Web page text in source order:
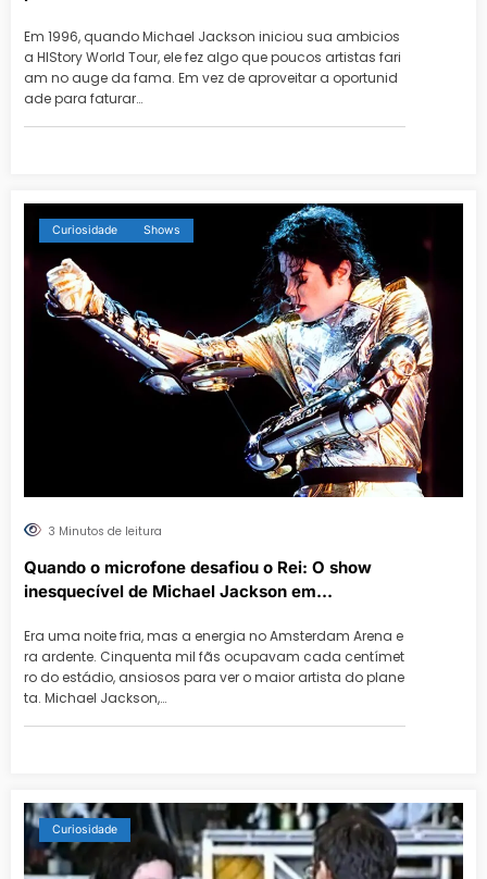
Em 1996, quando Michael Jackson iniciou sua ambicios
a HIStory World Tour, ele fez algo que poucos artistas fari
am no auge da fama. Em vez de aproveitar a oportunid
ade para faturar…
Curiosidade Shows
3 Minutos de leitura
Quando o microfone desafiou o Rei: O show
inesquecível de Michael Jackson em
Era uma noite fria, mas a energia no Amsterdam Arena e
ra ardente. Cinquenta mil fãs ocupavam cada centímet
ro do estádio, ansiosos para ver o maior artista do plane
ta. Michael Jackson,…
Curiosidade